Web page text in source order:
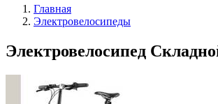
Главная
Электровелосипеды
Электровелосипед